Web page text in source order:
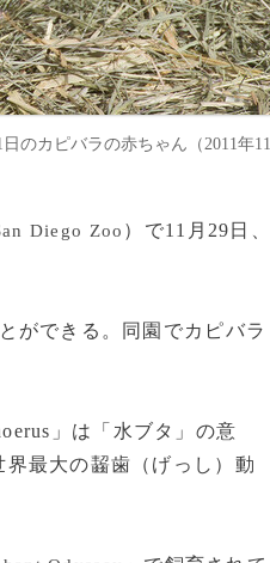
のカピバラの赤ちゃん（2011年11
Diego Zoo ）で11月29日、
ができる。同園でカピバラ
」は「水ブタ」の意
最大の齧歯（げっし）動